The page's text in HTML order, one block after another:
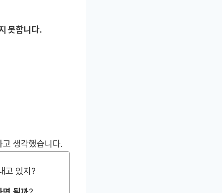
못합니다.
생각했습니다.
고 있지?